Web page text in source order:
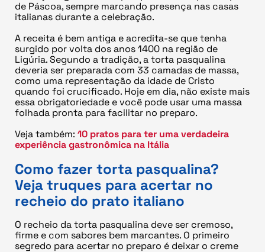
de Páscoa, sempre marcando presença nas casas
italianas durante a celebração.
A receita é bem antiga e acredita-se que tenha
surgido por volta dos anos 1400 na região de
Ligúria. Segundo a tradição, a torta pasqualina
deveria ser preparada com 33 camadas de massa,
como uma representação da idade de Cristo
quando foi crucificado. Hoje em dia, não existe mais
essa obrigatoriedade e você pode usar uma massa
folhada pronta para facilitar no preparo.
Veja também: 10 pratos para ter uma verdadeira
experiência gastronômica na Itália
Como fazer torta pasqualina?
Veja truques para acertar no
recheio do prato italiano
O recheio da torta pasqualina deve ser cremoso,
firme e com sabores bem marcantes. O primeiro
segredo para acertar no preparo é deixar o creme